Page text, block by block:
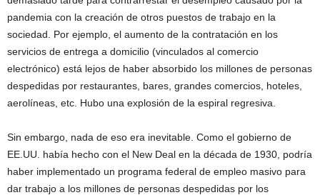
pandemia con la creación de otros puestos de trabajo en la
sociedad. Por ejemplo, el aumento de la contratación en los
servicios de entrega a domicilio (vinculados al comercio
electrónico) está lejos de haber absorbido los millones de personas
despedidas por restaurantes, bares, grandes comercios, hoteles,
aerolíneas, etc. Hubo una explosión de la espiral regresiva.
Sin embargo, nada de eso era inevitable. Como el gobierno de
EE.UU. había hecho con el New Deal en la década de 1930, podría
haber implementado un programa federal de empleo masivo para
dar trabajo a los millones de personas despedidas por los